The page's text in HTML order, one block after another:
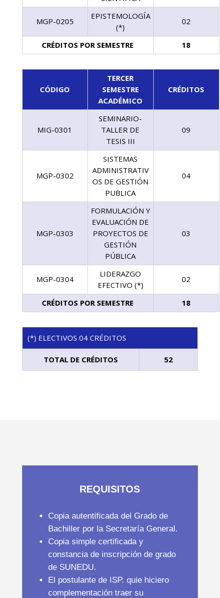
MGP-0205
EPISTEMOLOGÍA
(*)
02
CRÉDITOS POR SEMESTRE 18
CÓDIGO
TERCER
SEMESTRE
ACADÉMICO
CRÉDITOS
MIG-0301
SEMINARIO-
TALLER DE
TESIS III
09
MGP-0302
SISTEMAS
ADMINISTRATIV
OS DE GESTIÓN
PUBLICA
04
MGP-0303
FORMULACIÓN Y
EVALUACIÓN DE
PROYECTOS DE
GESTIÓN
PÚBLICA
03
MGP-0304
LIDERAZGO
EFECTIVO (*)
02
CRÉDITOS POR SEMESTRE 18
(*) ELECTIVOS 04 CRÉDITOS
TOTAL DE CRÉDITOS 52
REQUISITOS
Copia autentificada del Grado de
Bachiller por la Secretaría General.
Copia simple certificada y
constancia de inscripción de grado
de SUNEDU.
El postulante de ISP. quie hiciero
complementación traer su